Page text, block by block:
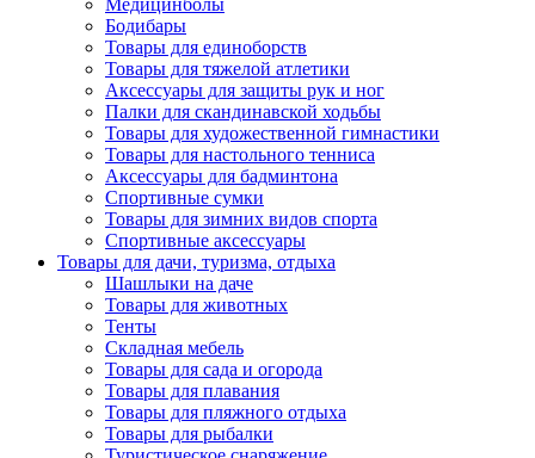
Медицинболы
Бодибары
Товары для единоборств
Товары для тяжелой атлетики
Аксессуары для защиты рук и ног
Палки для скандинавской ходьбы
Товары для художественной гимнастики
Товары для настольного тенниса
Аксессуары для бадминтона
Спортивные сумки
Товары для зимних видов спорта
Спортивные аксессуары
Товары для дачи, туризма, отдыха
Шашлыки на даче
Товары для животных
Тенты
Складная мебель
Товары для сада и огорода
Товары для плавания
Товары для пляжного отдыха
Товары для рыбалки